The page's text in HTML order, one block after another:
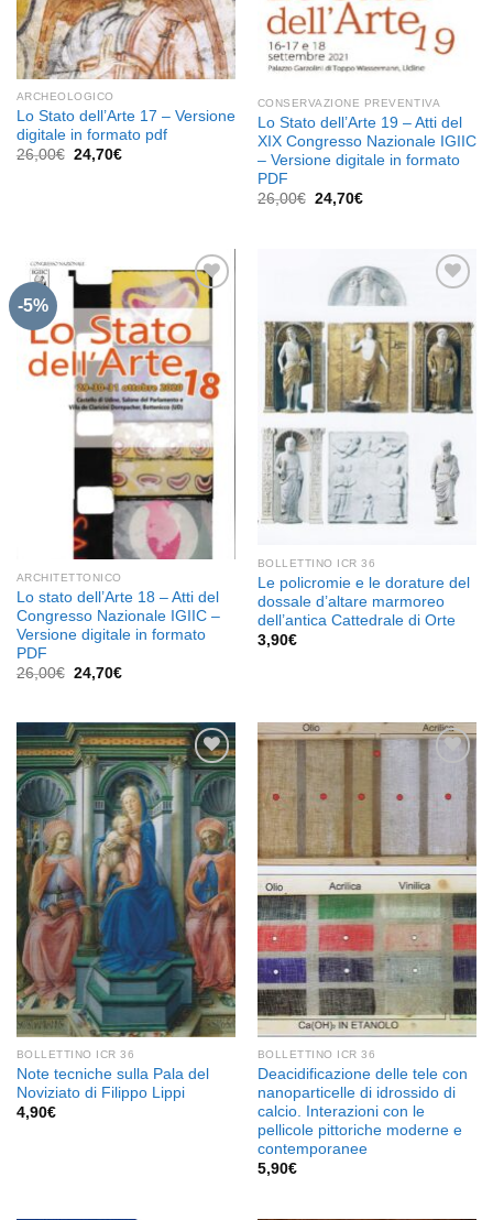
ARCHEOLOGICO
Lo Stato dell’Arte 17 – Versione
digitale in formato pdf
26,00€ Il
24,70€Il
CONSERVAZIONE PREVENTIVA
Lo Stato dell’Arte 19 – Atti del
XIX Congresso Nazionale IGIIC
– Versione digitale in formato
PDF
26,00€ Il
24,70€Il
-5%
Aggiungi
alla lista
dei
desideri
ARCHITETTONICO
Lo stato dell’Arte 18 – Atti del
Congresso Nazionale IGIIC –
Versione digitale in formato
PDF
26,00€ Il
26,00€.
24,70€Il
24,70€.
Aggiungi
alla lista
dei
desideri
BOLLETTINO ICR 36
Le policromie e le dorature del
dossale d’altare marmoreo
dell’antica Cattedrale di Orte
3,90€
Aggiungi
alla lista
dei
desideri
BOLLETTINO ICR 36
Note tecniche sulla Pala del
Noviziato di Filippo Lippi
4,90€
dei
desideri
BOLLETTINO ICR 36
Deacidificazione delle tele con
nanoparticelle di idrossido di
calcio. Interazioni con le
pellicole pittoriche moderne e
contemporanee
5,90€